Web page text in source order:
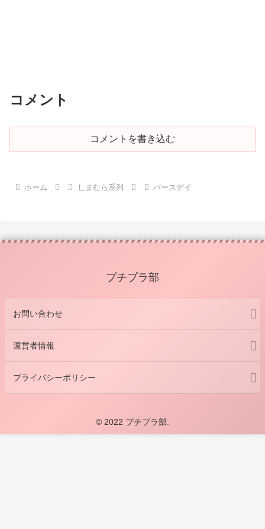
コメント
コメントを書き込む
ホーム しまむら系列 バースデイ
プチプラ部
お問い合わせ
運営者情報
プライバシーポリシー
© 2022 プチプラ部.